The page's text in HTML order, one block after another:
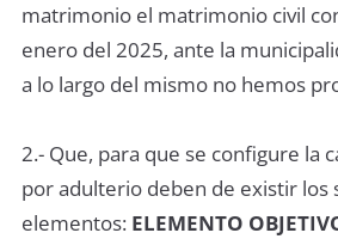
matrimonio el matrimonio civil
enero del 2025, ante la
a lo largo del mismo no hemos
2.- Que, para que se configure la
por adulterio deben de existir los
elementos: ELEMENTO